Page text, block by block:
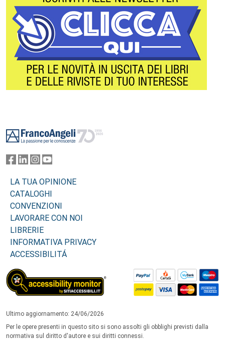
LA TUA OPINIONE
CATALOGHI
CONVENZIONI
LAVORARE CON NOI
LIBRERIE
INFORMATIVA PRIVACY
ACCESSIBILITÁ
Ultimo aggiornamento: 24/06/2026
Per le opere presenti in questo sito si sono assolti gli obblighi previsti dalla
normativa sul diritto d'autore e sui diritti connessi.